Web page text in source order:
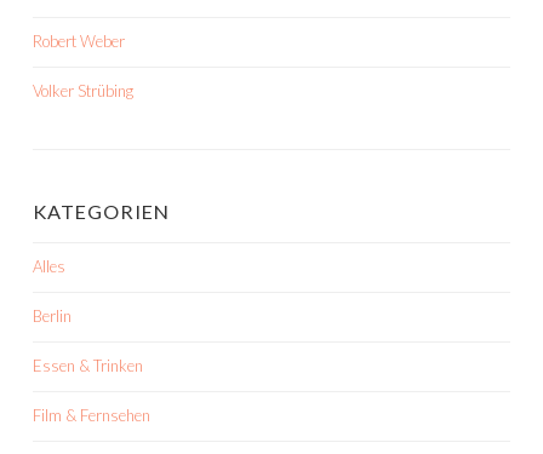
Robert Weber
Volker Strübing
KATEGORIEN
Alles
Berlin
Essen & Trinken
Film & Fernsehen